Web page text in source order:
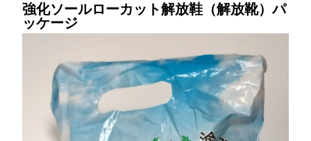
強化ソールローカット解放鞋（解放靴）パ
ッケージ